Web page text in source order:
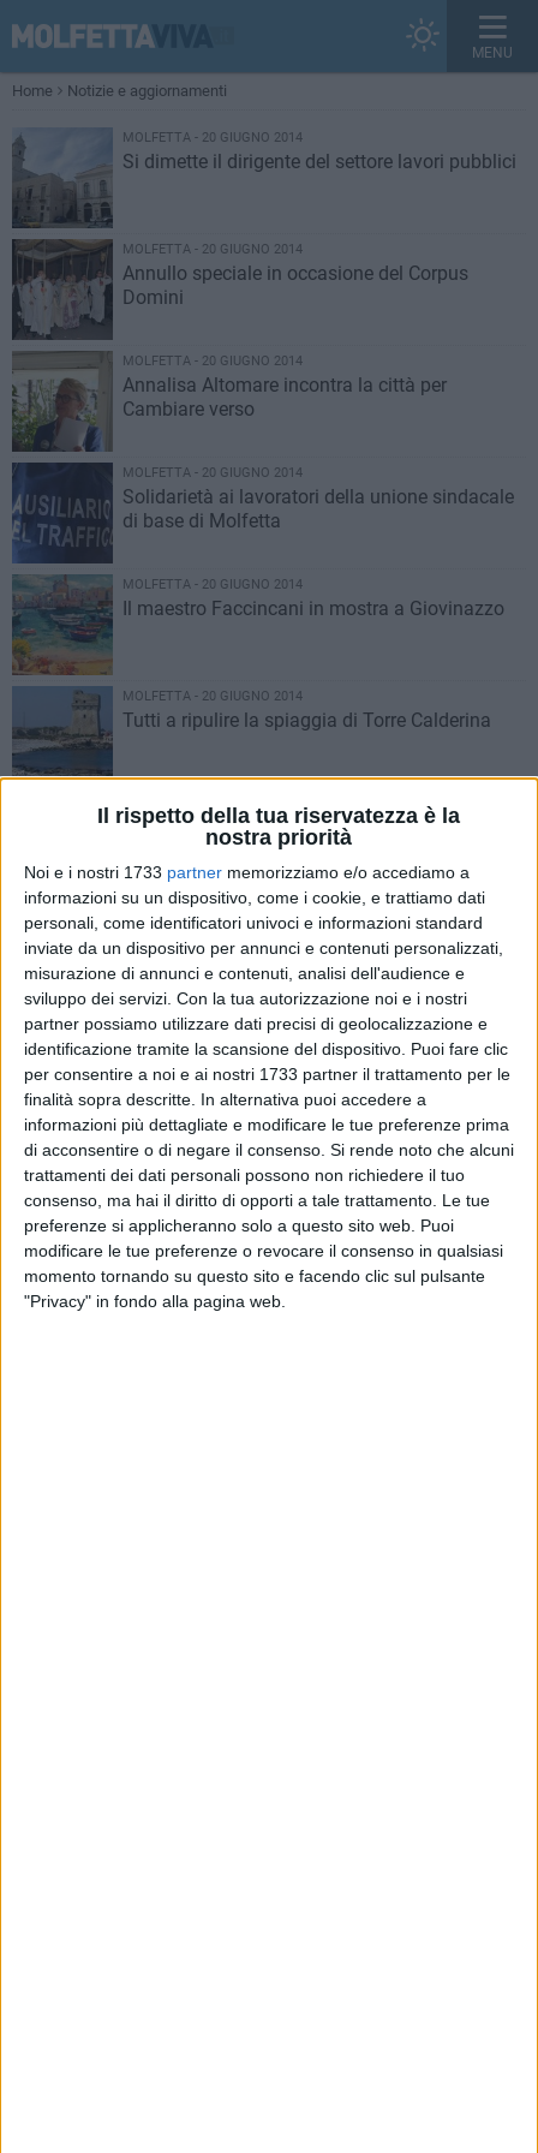
Il rispetto della tua riservatezza è la
nostra priorità
Noi e i nostri 1733 partner memorizziamo e/o accediamo a
informazioni su un dispositivo, come i cookie, e trattiamo dati
personali, come identificatori univoci e informazioni standard
inviate da un dispositivo per annunci e contenuti personalizzati,
misurazione di annunci e contenuti, analisi dell'audience e
sviluppo dei servizi. Con la tua autorizzazione noi e i nostri
partner possiamo utilizzare dati precisi di geolocalizzazione e
identificazione tramite la scansione del dispositivo. Puoi fare clic
per consentire a noi e ai nostri 1733 partner il trattamento per le
finalità sopra descritte. In alternativa puoi accedere a
informazioni più dettagliate e modificare le tue preferenze prima
di acconsentire o di negare il consenso. Si rende noto che alcuni
trattamenti dei dati personali possono non richiedere il tuo
consenso, ma hai il diritto di opporti a tale trattamento. Le tue
preferenze si applicheranno solo a questo sito web. Puoi
modificare le tue preferenze o revocare il consenso in qualsiasi
momento tornando su questo sito e facendo clic sul pulsante
"Privacy" in fondo alla pagina web.
MENU
Home Notizie e aggiornamenti
MOLFETTA - 20 GIUGNO 2014
Si dimette il dirigente del settore lavori pubblici
MOLFETTA - 20 GIUGNO 2014
Annullo speciale in occasione del Corpus
Domini
MOLFETTA - 20 GIUGNO 2014
Annalisa Altomare incontra la città per
Cambiare verso
MOLFETTA - 20 GIUGNO 2014
Solidarietà ai lavoratori della unione sindacale
di base di Molfetta
MOLFETTA - 20 GIUGNO 2014
Il maestro Faccincani in mostra a Giovinazzo
MOLFETTA - 20 GIUGNO 2014
Tutti a ripulire la spiaggia di Torre Calderina
MOLFETTA - 19 GIUGNO 2014
Stato di agitazione per gli ausiliari del traffico
MOLFETTA - 19 GIUGNO 2014
Apre il passaggio pedonale di via Paniscotti,
pedoni al sicuro?
MOLFETTA - 19 GIUGNO 2014
Ventidue mila euro per un servizio di
assistenza psicologica mai avviato
MOLFETTA - 19 GIUGNO 2014
A Cala San Giacomo, presto, la prima dog
beach della provincia
MOLFETTA - 19 GIUGNO 2014
Al via l’operazione Mare Sicuro della Guardia
costiera